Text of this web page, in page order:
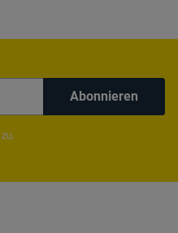
Abonnieren
zu.